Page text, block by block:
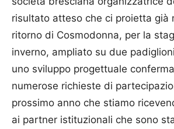
risultato atteso che ci proietta già
ritorno di Cosmodonna, per la
inverno, ampliato su due
uno sviluppo progettuale
numerose richieste di
prossimo anno che stiamo
ai partner istituzionali che sono